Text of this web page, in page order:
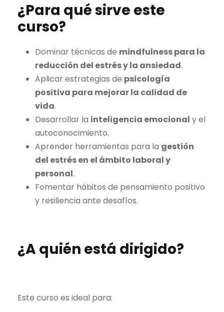
¿Para qué sirve este
curso?
Dominar técnicas de mindfulness para la
reducción del estrés y la ansiedad.
Aplicar estrategias de psicología
positiva para mejorar la calidad de
vida.
Desarrollar la inteligencia emocional y el
autoconocimiento.
Aprender herramientas para la gestión
del estrés en el ámbito laboral y
personal.
Fomentar hábitos de pensamiento positivo
y resiliencia ante desafíos.
¿A quién está dirigido?
Este curso es ideal para: